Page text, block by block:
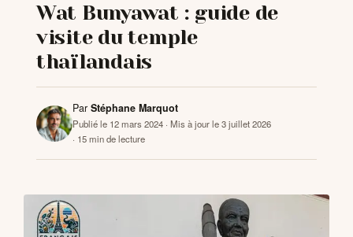
VISITER
MÉTÉO
EXPATRIATION
BLOG
CONTACTS
Wat Bunyawat : guide de
visite du temple
thaïlandais
Par Stéphane Marquot
Publié le 12 mars 2024 · Mis à jour le 3 juillet 2026
· 15 min de lecture